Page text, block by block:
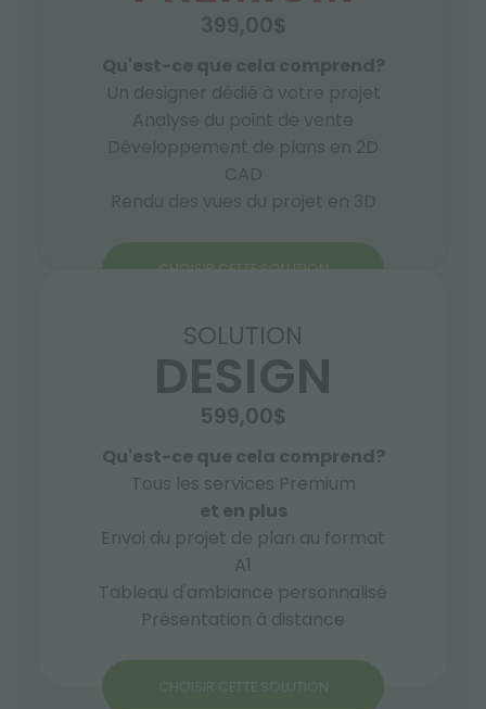
399,00$
Qu'est-ce que cela comprend?
Un designer dédié à votre projet
Analyse du point de vente
Développement de plans en 2D
CAD
Rendu des vues du projet en 3D
CHOISIR CETTE SOLUTION
SOLUTION
DESIGN
599,00$
Qu'est-ce que cela comprend?
Tous les services Premium
et en plus
Envoi du projet de plan au format
A1
Tableau d'ambiance personnalisé
Présentation à distance
CHOISIR CETTE SOLUTION